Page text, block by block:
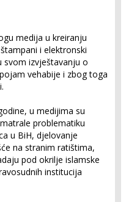
medija u kreiranju
i elektronski
izvještavanju o
vehabije i zbog toga
u medijima su
proble­matiku
u BiH, djelovanje
na stranim ratištima,
pod okrilje islamske
institucija